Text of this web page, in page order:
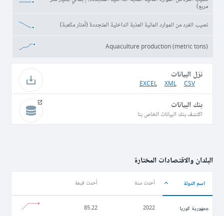
مربع)
نصيب الفرد من الموارد المائية العذبة الداخلية المتجددة (أمتار مكعبة)
Aquaculture production (metric tons)
نزل البيانات
CSV
XML
EXCEL
بنك البيانات
اكتشف بنك البيانات الخاص بنا
البلدان والاقتصادات المختارة
اسم الدولة أحدث سنة أحدث قيمة
جمهورية كوريا 2022
85.22